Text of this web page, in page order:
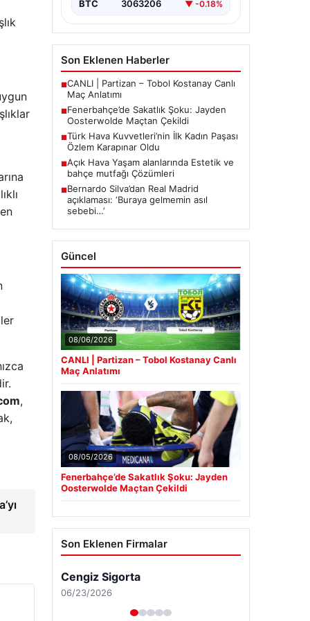
,
BTC 3063206 ▼ -0.18%
Son Eklenen Haberler
■CANLI | Partizan – Tobol Kostanay Canlı
Maç Anlatımı
■Fenerbahçe’de Sakatlık Şoku: Jayden
Oosterwolde Maçtan Çekildi
■Türk Hava Kuvvetleri’nin İlk Kadın Paşası
Özlem Karapınar Oldu
■Açık Hava Yaşam alanlarında Estetik ve
bahçe mutfağı Çözümleri
■Bernardo Silva’dan Real Madrid
açıklaması: ‘Buraya gelmemin asıl
sebebi…’
Güncel
08/06/2026
CANLI | Partizan – Tobol Kostanay Canlı
Maç Anlatımı
08/05/2026
Fenerbahçe’de Sakatlık Şoku: Jayden
Oosterwolde Maçtan Çekildi
Son Eklenen Firmalar